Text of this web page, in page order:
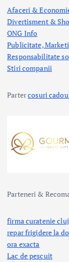
Afaceri &
Divertisment &
ONG Info
Publicitate,
Responsabilitate
Stiri companii
Partercosuri
Parteneri &
firma curatenie cluj
repar frigidere la
ora exacta
Lac de pescuit